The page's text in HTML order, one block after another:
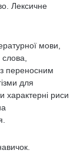
Лексичне
мови,
переносним
для
характерні риси